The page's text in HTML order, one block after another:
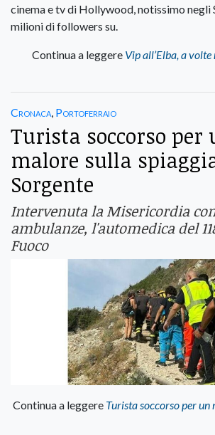
cinema e tv di Hollywood, notissimo negli
milioni di followers su.
Continua a leggere Vip all’Elba, a
Cronaca, Portoferraio
Turista soccorso per
malore sulla
Sorgente
Intervenuta la Misericordia
ambulanze, l'automedica del
Fuoco
Continua a leggere Turista soccorso per